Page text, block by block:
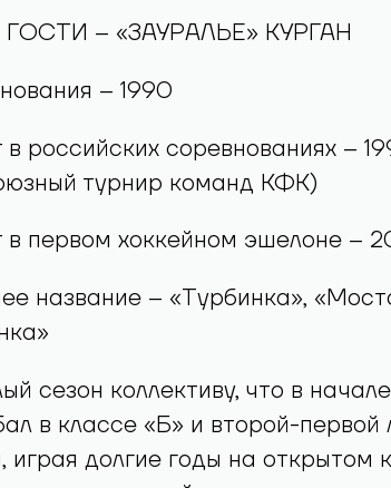
– «ЗАУРАЛЬЕ» КУРГАН
– 1990
российских соревнованиях –
турнир команд КФК)
первом хоккейном эшелоне –
название – «Турбинка»,
сезон коллективу, что в
в классе «Б» и второй-первой
играя долгие годы на открытом